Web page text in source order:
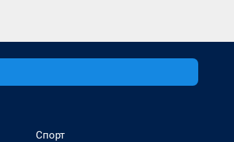
Спорт